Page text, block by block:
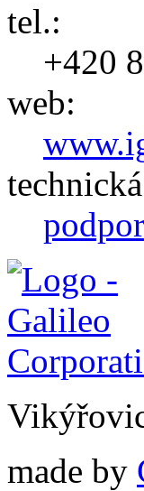
tel.:
+420
web:
made by